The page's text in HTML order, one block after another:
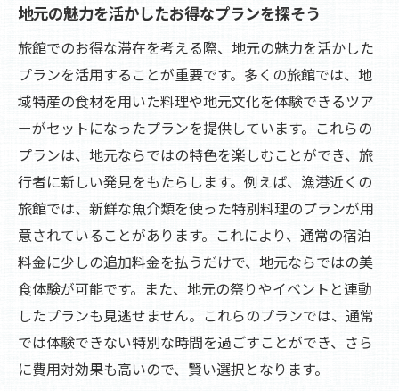
価格以上の価値を提供する旅館の見つけ方
体験型サービスで感じる付加価値
特典付きプランを有効に活用する
地域の文化を感じる旅館選び
特別な体験を得られる旅館の探し方
体験を重視した旅館選びの新常識
心に残る旅館滞在を実現するための予算管理術
旅館滞在における予算配分のコツ
旅行前の計画で賢く予算を抑える
宿泊費だけじゃない、出費の見直し方
現地でのお得な移動手段の選び方
フリータイムを活かしたお得な観光
節約しつつ楽しむ、旅行中のお金の使い方
地元の魅力を活かしたお得なプランを探そう
旅館でのお得な滞在を考える際、地元の魅力を活かした
プランを活用することが重要です。多くの旅館では、地
域特産の食材を用いた料理や地元文化を体験できるツア
ーがセットになったプランを提供しています。これらの
プランは、地元ならではの特色を楽しむことができ、旅
行者に新しい発見をもたらします。例えば、漁港近くの
旅館では、新鮮な魚介類を使った特別料理のプランが用
意されていることがあります。これにより、通常の宿泊
料金に少しの追加料金を払うだけで、地元ならではの美
食体験が可能です。また、地元の祭りやイベントと連動
したプランも見逃せません。これらのプランでは、通常
では体験できない特別な時間を過ごすことができ、さら
に費用対効果も高いので、賢い選択となります。